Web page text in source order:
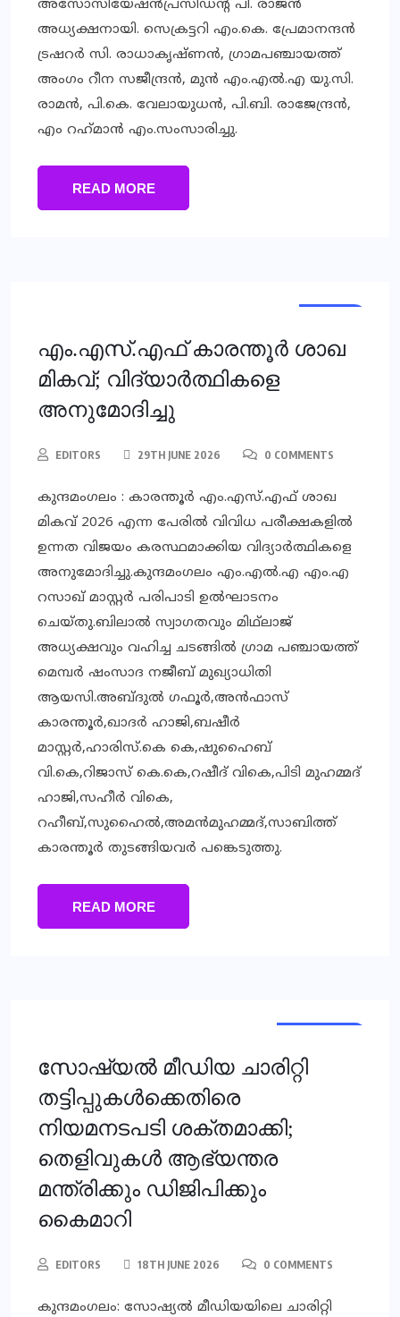
അസോസിയേഷന്‍പ്രസിഡന്റ് പി. രാജന്‍
അധ്യക്ഷനായി. സെക്രട്ടറി എം.കെ. പ്രേമാനന്ദന്‍
ട്രഷറര്‍ സി. രാധാകൃഷ്ണന്‍, ഗ്രാമപഞ്ചായത്ത്
അംഗം റീന സജീന്ദ്രന്‍, മുന്‍ എം.എല്‍.എ യു.സി.
രാമന്‍, പി.കെ. വേലായുധന്‍, പി.ബി. രാജേന്ദ്രന്‍,
എം റഹ്‌മാന്‍ എം.സംസാരിച്ചു.
READ MORE
എം.എസ്.എഫ് കാരന്തൂര്‍ ശാഖ
മികവ്; വിദ്യാര്‍ത്ഥികളെ
അനുമോദിച്ചു
EDITORS 29TH JUNE 2026 0 COMMENTS
കുന്ദമംഗലം : കാരന്തൂര്‍ എം.എസ്.എഫ് ശാഖ
മികവ് 2026 എന്ന പേരില്‍ വിവിധ പരീക്ഷകളില്‍
ഉന്നത വിജയം കരസ്ഥമാക്കിയ വിദ്യാര്‍ത്ഥികളെ
അനുമോദിച്ചു.കുന്ദമംഗലം എം.എല്‍.എ എം.എ
റസാഖ് മാസ്റ്റര്‍ പരിപാടി ഉല്‍ഘാടനം
ചെയ്തു.ബിലാല്‍ സ്വാഗതവും മിഥ്‌ലാജ്
അധ്യക്ഷവും വഹിച്ച ചടങ്ങില്‍ ഗ്രാമ പഞ്ചായത്ത്
മെമ്പര്‍ ഷംസാദ നജീബ് മുഖ്യാധിതി
ആയസി.അബ്ദുല്‍ ഗഫൂര്‍,അന്‍ഫാസ്
കാരന്തൂര്‍,ഖാദര്‍ ഹാജി,ബഷീര്‍
മാസ്റ്റര്‍,ഹാരിസ്.കെ കെ,ഷുഹൈബ്
വി.കെ,റിജാസ് കെ.കെ,റഷീദ് വികെ,പിടി മുഹമ്മദ്
ഹാജി,സഹീര്‍ വികെ,
റഹീബ്,സുഹൈല്‍,അമന്‍മുഹമ്മദ്,സാബിത്ത്
കാരന്തൂര്‍ തുടങ്ങിയവര്‍ പങ്കെടുത്തു.
READ MORE
സോഷ്യല്‍ മീഡിയ ചാരിറ്റി
തട്ടിപ്പുകള്‍ക്കെതിരെ
നിയമനടപടി ശക്തമാക്കി;
തെളിവുകള്‍ ആഭ്യന്തര
മന്ത്രിക്കും ഡിജിപിക്കും
കൈമാറി
EDITORS 18TH JUNE 2026 0 COMMENTS
കുന്ദമംഗലം: സോഷ്യല്‍ മീഡിയയിലെ ചാരിറ്റി